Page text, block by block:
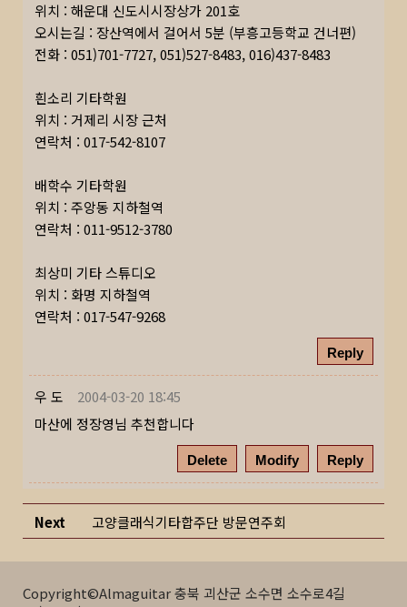
위치 : 해운대 신도시시장상가 201호
오시는길 : 장산역에서 걸어서 5분 (부흥고등학교 건너편)
전화 : 051)701-7727, 051)527-8483, 016)437-8483
흰소리 기타학원
위치 : 거제리 시장 근처
연락처 : 017-542-8107
배학수 기타학원
위치 : 주앙동 지하철역
연락처 : 011-9512-3780
최상미 기타 스튜디오
위치 : 화명 지하철역
연락처 : 017-547-9268
Reply
우 도
2004-03-20 18:45
마산에 정장영님 추천합니다
Delete Modify Reply
Next 고양클래식기타합주단 방문연주회
Copyright©Almaguitar 충북 괴산군 소수면 소수로4길